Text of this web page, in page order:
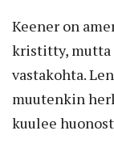
Keener on
kristitty, mutta
vastakohta.
muutenkin
kuulee